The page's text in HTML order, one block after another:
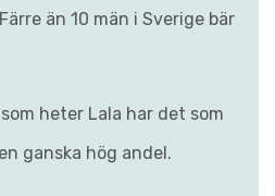
än 10 män i Sverige bär
heter Lala har det som
ganska hög andel.